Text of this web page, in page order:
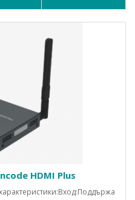
HDMI Plus